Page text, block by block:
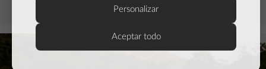
Personalizar
Aceptar todo
septiembre